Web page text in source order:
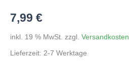
7,99 €
inkl. 19 % MwSt. zzgl. Versandkosten
Lieferzeit: 2-7 Werktage